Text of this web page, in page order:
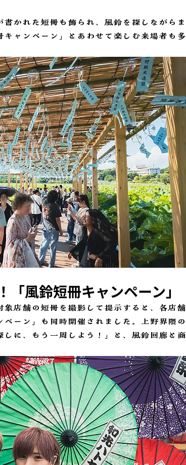
かれた短冊も飾られ、風鈴を探しながらま
ャンペーン」とあわせて楽しむ来場者も多
風鈴短冊キャンペーン」
店舗の短冊を撮影して提示すると、各店舗
ーン」も同時開催されました。上野界隈の
に、もう一周しよう！」と、風鈴回廊と商